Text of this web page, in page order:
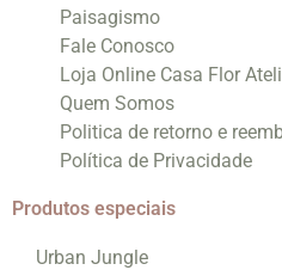
Paisagismo
Fale Conosco
Loja Online Casa Flor
Quem Somos
Politica de retorno e
Política de Privacidade
Produtos especiais
Urban Jungle